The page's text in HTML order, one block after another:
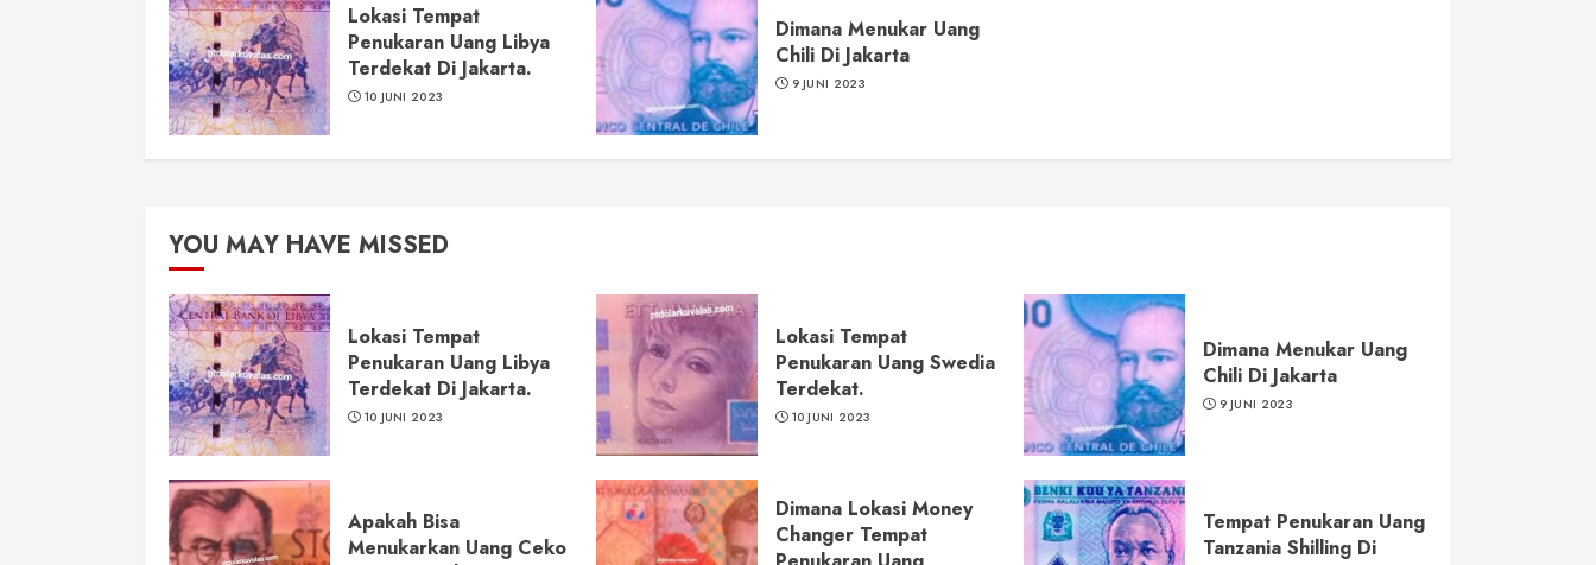
Lokasi Tempat
Penukaran Uang Libya
Terdekat Di Jakarta.
10 JUNI 2023
Dimana Menukar Uang
Chili Di Jakarta
9 JUNI 2023
YOU MAY HAVE MISSED
Lokasi Tempat
Penukaran Uang Libya
Terdekat Di Jakarta.
10 JUNI 2023
Lokasi Tempat
Penukaran Uang Swedia
Terdekat.
10 JUNI 2023
Dimana Menukar Uang
Chili Di Jakarta
9 JUNI 2023
Apakah Bisa
Menukarkan Uang Ceko
Dimana Lokasi Money
Changer Tempat
Tempat Penukaran Uang
Tanzania Shilling Di